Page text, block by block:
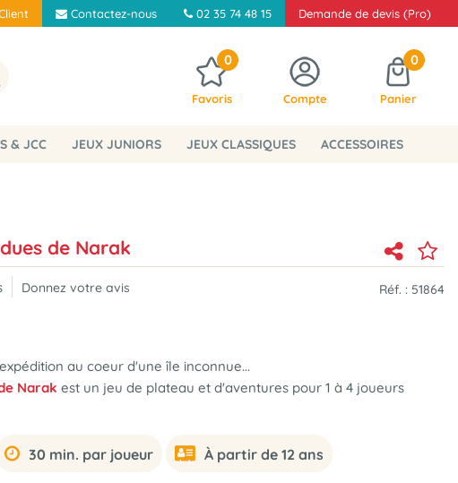
Contactez-nous 02 35 74 48 15 Demande de devis (Pro)
0
Favoris Compte
0
Panier
& JCC JEUX JUNIORS JEUX CLASSIQUES ACCESSOIRES
de Narak
Donnez votre avis Réf. : 51864
au coeur d'une île inconnue...
Narak est un jeu de plateau et d'aventures pour 1 à 4 joueurs
30 min. par joueur À partir de 12 ans